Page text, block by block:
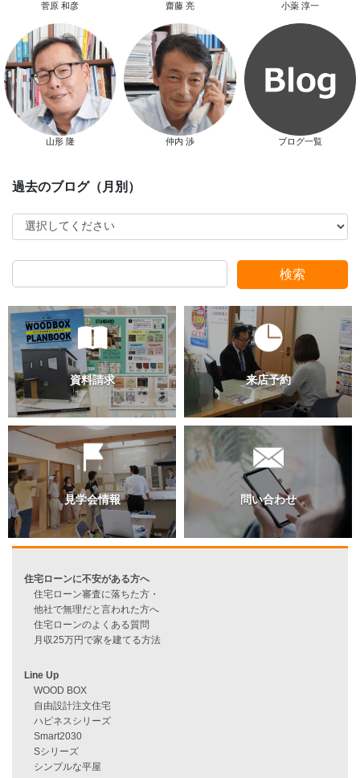
菅原 和彦 齋藤 亮 小薬 淳一
山形 隆 仲内 渉 ブログ一覧
過去のブログ（月別）
検索
資料請求